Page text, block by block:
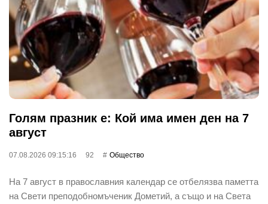
Голям празник е: Кой има имен ден на 7
август
07.08.2026 09:15:16 92 Общество
На 7 август в православния календар се отбелязва паметта
на Свети преподобномъченик Дометий, а също и на Света